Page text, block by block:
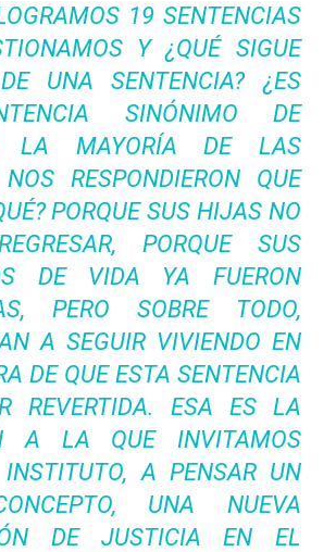
19 SENTENCIAS
Y ¿QUÉ SIGUE
UNA SENTENCIA? ¿ES
SINÓNIMO DE
LA MAYORÍA DE LAS
RESPONDIERON QUE
PORQUE SUS HIJAS NO
PORQUE SUS
DE VIDA YA FUERON
PERO SOBRE TODO,
A SEGUIR VIVIENDO EN
DE QUE ESTA SENTENCIA
REVERTIDA. ESA ES LA
A LA QUE INVITAMOS
A PENSAR UN
UNA NUEVA
DE JUSTICIA EN EL